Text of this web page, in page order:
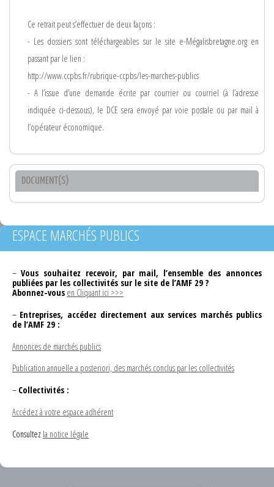
Ce retrait peut s’effectuer de deux façons :
- Les dossiers sont téléchargeables sur le site e-Mégalisbretagne.org en
passant par le lien :
http://www.ccpbs.fr/rubrique-ccpbs/les-marches-publics
- A l’issue d’une demande écrite par courrier ou courriel (à l’adresse
indiquée ci-dessous), le DCE sera envoyé par voie postale ou par mail à
l’opérateur économique.
DOCUMENT(S)
ESPACE MARCHÉS PUBLICS
– Vous souhaitez recevoir, par mail, l’ensemble des annonces
publiées par les collectivités sur le site de l’AMF 29 ?
Abonnez-vous en Cliquant ici >>>
– Entreprises, accédez directement aux services marchés publics
de l’AMF 29 :
Annonces de marchés publics
Publication annuelle a posteriori, des marchés conclus par les collectivités
– Collectivités :
Accédez à votre espace adhérent
Consultez la notice légale